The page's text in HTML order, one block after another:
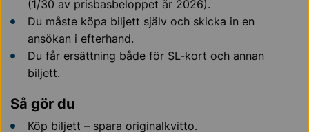
(1/30 av prisbasbeloppet år 2026).
Du måste köpa biljett själv och skicka in en
ansökan i efterhand.
Du får ersättning både för SL-kort och annan
biljett.
Så gör du
Köp biljett – spara originalkvitto.